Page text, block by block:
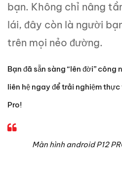
bạn. Không chỉ nâng
lái, đây còn là người
trên mọi nẻo đường.
Bạn đã sẵn sàng “lên đời”
liên hệ ngay để trải nghiệm
Pro!
Màn hình android P12